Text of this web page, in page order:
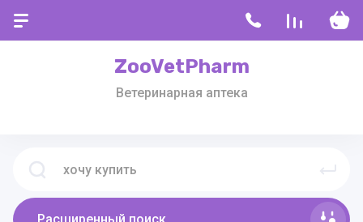
ZooVetPharm
Ветеринарная аптека